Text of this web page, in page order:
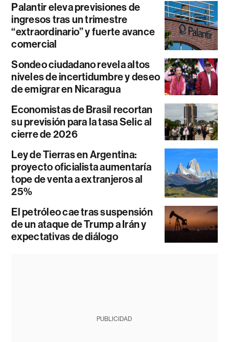
Palantir eleva previsiones de
ingresos tras un trimestre
“extraordinario” y fuerte avance
comercial
Sondeo ciudadano revela altos
niveles de incertidumbre y deseo
de emigrar en Nicaragua
Economistas de Brasil recortan
su previsión para la tasa Selic al
cierre de 2026
Ley de Tierras en Argentina:
proyecto oficialista aumentaría
tope de venta a extranjeros al
25%
El petróleo cae tras suspensión
de un ataque de Trump a Irán y
expectativas de diálogo
PUBLICIDAD